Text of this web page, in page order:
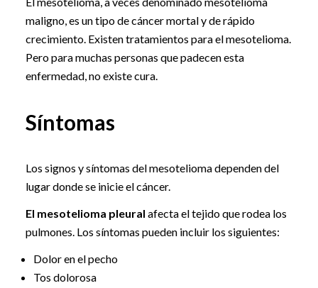
maligno, es un tipo de cáncer mortal y de rápido
crecimiento. Existen tratamientos para el mesotelioma.
Pero para muchas personas que padecen esta
enfermedad, no existe cura.
Síntomas
Los signos y síntomas del mesotelioma dependen del
lugar donde se inicie el cáncer.
El mesotelioma pleural afecta el tejido que rodea los
pulmones. Los síntomas pueden incluir los siguientes:
Dolor en el pecho
Tos dolorosa